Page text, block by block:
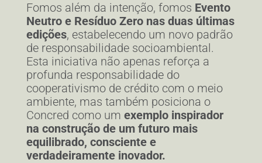
Fomos além da intenção, fomos Evento
Neutro e Resíduo Zero nas duas últimas
edições, estabelecendo um novo padrão
de responsabilidade socioambiental.
Esta iniciativa não apenas reforça a
profunda responsabilidade do
cooperativismo de crédito com o meio
ambiente, mas também posiciona o
Concred como um exemplo inspirador
na construção de um futuro mais
equilibrado, consciente e
verdadeiramente inovador.